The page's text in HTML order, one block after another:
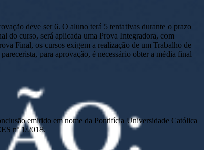
deve ser 6. O aluno terá 5 tentativas durante o prazo
do curso, será aplicada uma Prova Integradora, com
Final, os cursos exigem a realização de um Trabalho de
para aprovação, é necessário obter a média final
emitido em nome da Pontifícia Universidade Católica
nº 1/2018.